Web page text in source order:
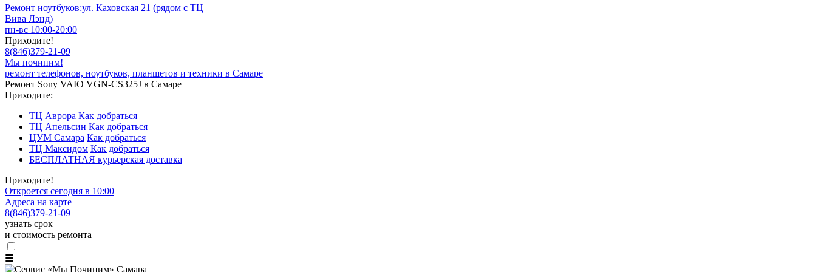
Ремонт ноутбуков:ул. Каховская 21 (рядом с ТЦ
Вива Лэнд)
пн-вс 10:00-20:00
Приходите!
8(846)379-21-09
Мы починим!
ремонт телефонов, ноутбуков, планшетов и техники в Самаре
Ремонт Sony VAIO VGN-CS325J в Самаре
Приходите:
ТЦ Аврора Как добраться
ТЦ Апельсин Как добраться
ЦУМ Самара Как добраться
ТЦ Максидом Как добраться
БЕСПЛАТНАЯ курьерская доставка
Приходите!
Откроется сегодня в 10:00
Адреса на карте
8(846)379-21-09
узнать срок
и стоимость ремонта
☰